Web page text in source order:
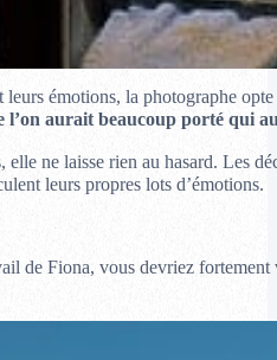
leurs émotions, la photographe
l’on aurait beaucoup porté qui
elle ne laisse rien au hasard. Les
leurs propres lots d’émotions.
de Fiona, vous devriez